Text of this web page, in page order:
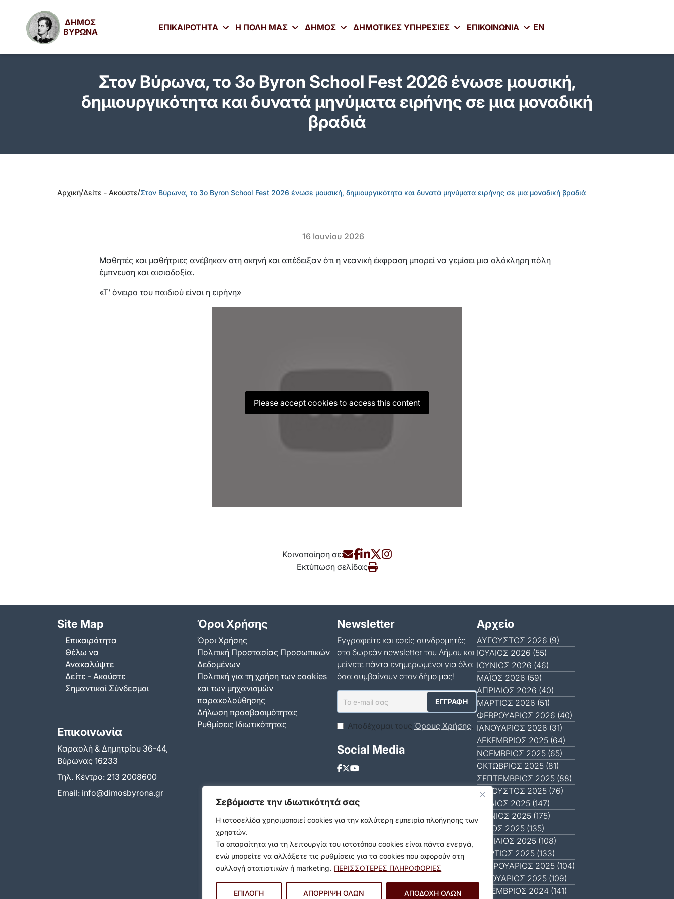
Σεβόμαστε την ιδιωτικότητά σας
Η ιστοσελίδα χρησιμοποιεί cookies για την καλύτερη εμπειρία πλοήγησης των
χρηστών.
Τα απαραίτητα για τη λειτουργία του ιστοτόπου cookies είναι πάντα ενεργά,
ενώ μπορείτε να αλλάξετε τις ρυθμίσεις για τα cookies που αφορούν στη
συλλογή στατιστικών ή marketing. ΠΕΡΙΣΣΟΤΕΡΕΣ ΠΛΗΡΟΦΟΡΙΕΣ
ΕΠΙΛΟΓΗ ΑΠΟΡΡΙΨΗ ΟΛΩΝ ΑΠΟΔΟΧΗ ΟΛΩΝ
ΔΗΜΟΣ
ΒΥΡΩΝΑ
ΕΠΙΚΑΙΡΟΤΗΤΑ Η ΠΟΛΗ ΜΑΣ ΔΗΜΟΣ ΔΗΜΟΤΙΚΕΣ ΥΠΗΡΕΣΙΕΣ ΕΠΙΚΟΙΝΩΝΙΑ EN
Στον Βύρωνα, το 3ο Byron School Fest 2026 ένωσε μουσική,
δημιουργικότητα και δυνατά μηνύματα ειρήνης σε μια μοναδική
βραδιά
Αρχική/Δείτε - Ακούστε/Στον Βύρωνα, το 3ο Byron School Fest 2026 ένωσε μουσική, δημιουργικότητα και δυνατά μηνύματα ειρήνης σε μια μοναδική βραδιά
16 Ιουνίου 2026
Μαθητές και μαθήτριες ανέβηκαν στη σκηνή και απέδειξαν ότι η νεανική έκφραση μπορεί να γεμίσει μια ολόκληρη πόλη
έμπνευση και αισιοδοξία.
«Τ’ όνειρο του παιδιού είναι η ειρήνη»
Please accept cookies to access this content
Κοινοποίηση σε:
Εκτύπωση σελίδας
Site Map
Επικαιρότητα
Θέλω να
Ανακαλύψτε
Δείτε - Ακούστε
Σημαντικοί Σύνδεσμοι
Επικοινωνία
Καραολή & Δημητρίου 36-44,
Βύρωνας 16233
Τηλ. Κέντρο: 213 2008600
Email: info@dimosbyrona.gr
Όροι Χρήσης
Όροι Χρήσης
Πολιτική Προστασίας Προσωπικών
Δεδομένων
Πολιτική για τη χρήση των cookies
και των μηχανισμών
παρακολούθησης
Δήλωση προσβασιμότητας
Ρυθμίσεις Ιδιωτικότητας
Newsletter
Εγγραφείτε και εσείς συνδρομητές
στο δωρεάν newsletter του Δήμου και
μείνετε πάντα ενημερωμένοι για όλα
όσα συμβαίνουν στον δήμο μας!
Αποδέχομαι τους Όρους Χρήσης.
Social Media
Αρχείο
ΑΎΓΟΥΣΤΟΣ 2026 (9)
ΙΟΎΛΙΟΣ 2026 (55)
ΙΟΎΝΙΟΣ 2026 (46)
ΜΆΙΟΣ 2026 (59)
ΑΠΡΊΛΙΟΣ 2026 (40)
ΜΆΡΤΙΟΣ 2026 (51)
ΦΕΒΡΟΥΆΡΙΟΣ 2026 (40)
ΙΑΝΟΥΆΡΙΟΣ 2026 (31)
ΔΕΚΈΜΒΡΙΟΣ 2025 (64)
ΝΟΈΜΒΡΙΟΣ 2025 (65)
ΟΚΤΏΒΡΙΟΣ 2025 (81)
ΣΕΠΤΈΜΒΡΙΟΣ 2025 (88)
ΑΎΓΟΥΣΤΟΣ 2025 (76)
ΙΟΎΛΙΟΣ 2025 (147)
ΙΟΎΝΙΟΣ 2025 (175)
ΜΆΙΟΣ 2025 (135)
ΑΠΡΊΛΙΟΣ 2025 (108)
ΜΆΡΤΙΟΣ 2025 (133)
ΦΕΒΡΟΥΆΡΙΟΣ 2025 (104)
ΙΑΝΟΥΆΡΙΟΣ 2025 (109)
ΔΕΚΈΜΒΡΙΟΣ 2024 (141)